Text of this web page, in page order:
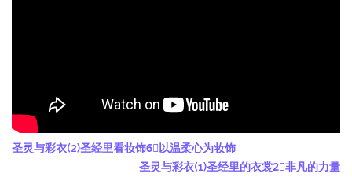
圣灵与彩衣(2)圣经里看妆饰6⃣️以温柔心为妆饰
圣灵与彩衣(1)圣经里的衣裳2⃣️非凡的力量